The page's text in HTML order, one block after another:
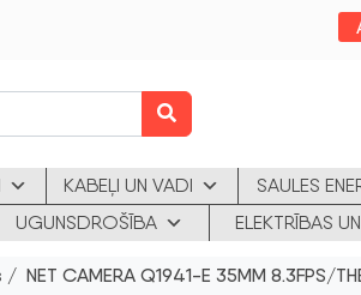
KABEĻI UN VADI SAULES
UGUNSDROŠĪBA ELEKTRĪBAS
/ NET CAMERA Q1941-E 35MM 8.3FPS/